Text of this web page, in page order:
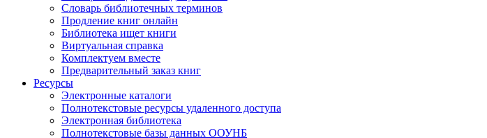
Словарь библиотечных терминов
Продление книг онлайн
Библиотека ищет книги
Виртуальная справка
Комплектуем вместе
Предварительный заказ книг
Ресурсы
Электронные каталоги
Полнотекстовые ресурсы удаленного доступа
Электронная библиотека
Полнотекстовые базы данных ООУНБ